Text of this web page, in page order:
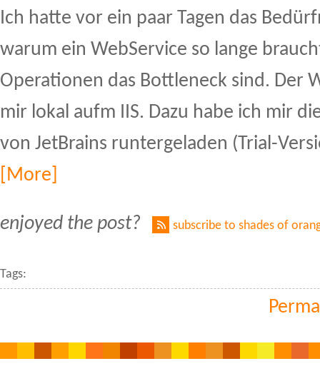
Ich hatte vor ein paar Tagen das
warum ein WebService so lange
Operationen das Bottleneck sind. Der
mir lokal aufm IIS. Dazu habe ich mir
von JetBrains runtergeladen (Trial-
[More]
enjoyed the post? subscribe to shades of
Tags: